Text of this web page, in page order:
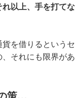
以上、手を打てな
を借りるというセ
それにも限界があ